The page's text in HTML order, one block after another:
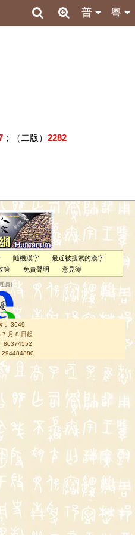
粵
普
；（二版） 2282
隨機漢字
最近被搜索的漢字
策 免責聲明 意見簿
員）
： 3649
7 月 8 日起
80374552
294484880